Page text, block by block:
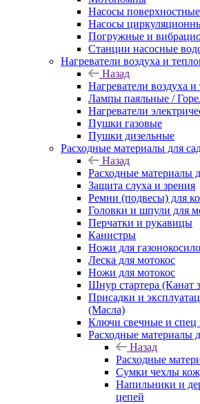
Насосы поверхностные
Насосы
Погружные и
Станции насосные
Нагреватели воздуха и
Назад
Нагреватели воздуха
Лампы паяльные /
Нагреватели
Пушки газовые
Пушки дизельные
Расходные материалы для
Назад
Расходные материалы
Защита слуха и зрения
Ремни (подвесы) для
Головки и шпули для
Перчатки и рукавицы
Канистры
Ножи для
Леска для мотокос
Ножи для мотокос
Шнур стартера (Канат
Присадки и
(Масла)
Ключи свечные и спец
Расходные материалы
Назад
Расходные
Сумки чехлы
Напильники и
цепей